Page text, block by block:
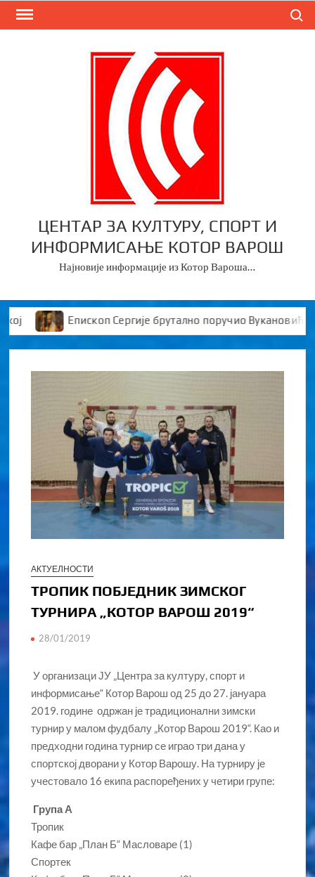
Skip
ЦЕНТАР ЗА КУЛТУРУ, СПОРТ И
ИНФОРМИСАЊЕ КОТОР ВАРОШ
Најновије информације из Котор Вароша…
Епископ Сергије брутално поручио Вукановићу “У ДАНЕ
АКТУЕЛНОСТИ
ТРОПИК ПОБЈЕДНИК ЗИМСКОГ
ТУРНИРА „КОТОР ВАРОШ 2019“
28/01/2019
У организаци ЈУ „Центра за културу, спорт и
информисање“ Котор Варош од 25 до 27. јануара
2019. године одржан је традиционални зимски
турнир у малом фудбалу „Котор Варош 2019“. Као и
предходни година турнир се играо три дана у
спортској дворани у Котор Варошу. На турниру је
учестовало 16 екипа распоређених у четири групе:
Група А
Тропик
Кафе бар „План Б“ Масловаре (1)
Спортек